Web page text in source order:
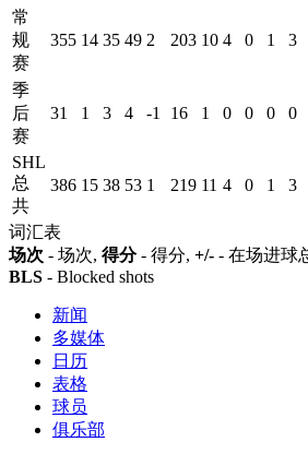
常
规
赛
355 14 35 49 2 203 10 4 0 1 3
季
后
赛
31 1 3 4 -1 16 1 0 0 0 0
SHL
总
共
386 15 38 53 1 219 11 4 0 1 3
词汇表
场次 - 场次, 得分- 得分, +/- - 在场进球
BLS - Blocked shots
新闻
多媒体
日历
表格
球员
俱乐部